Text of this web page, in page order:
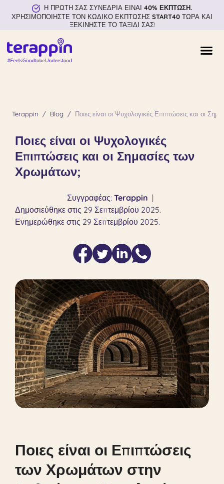
Η ΠΡΩΤΗ ΣΑΣ ΣΥΝΕΔΡΙΑ ΕΙΝΑΙ 40% ΕΚΠΤΩΣΗ.
ΧΡΗΣΙΜΟΠΟΙΗΣΤΕ ΤΟΝ ΚΩΔΙΚΟ ΕΚΠΤΩΣΗΣ START40 ΤΩΡΑ ΚΑΙ
ΞΕΚΙΝΗΣΤΕ ΤΟ ΤΑΞΙΔΙ ΣΑΣ!
Terappin Blog Ποιες είναι οι Ψυχολογικές Επιπτώσεις και οι
Ποιες είναι οι Ψυχολογικές
Επιπτώσεις και οι Σημασίες των
Χρωμάτων;
Συγγραφέας: Terappin |
Δημοσιεύθηκε στις 29 Σεπτεμβρίου 2025.
Ενημερώθηκε στις 29 Σεπτεμβρίου 2025.
Ποιες είναι οι Επιπτώσεις
των Χρωμάτων στην